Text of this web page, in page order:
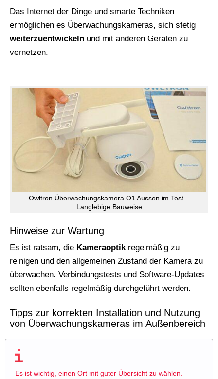
Das Internet der Dinge und smarte Techniken
ermöglichen es Überwachungskameras, sich stetig
weiterzuentwickeln und mit anderen Geräten zu
vernetzen.
Owltron Überwachungskamera O1 Aussen im Test –
Langlebige Bauweise
Hinweise zur Wartung
Es ist ratsam, die Kameraoptikregelmäßig zu
reinigen und den allgemeinen Zustand der Kamera zu
überwachen. Verbindungstests und Software-Updates
sollten ebenfalls regelmäßig durchgeführt werden.
Tipps zur korrekten Installation und Nutzung
von Überwachungskameras im Außenbereich
Es ist wichtig, einen Ort mit guter Übersicht zu wählen.